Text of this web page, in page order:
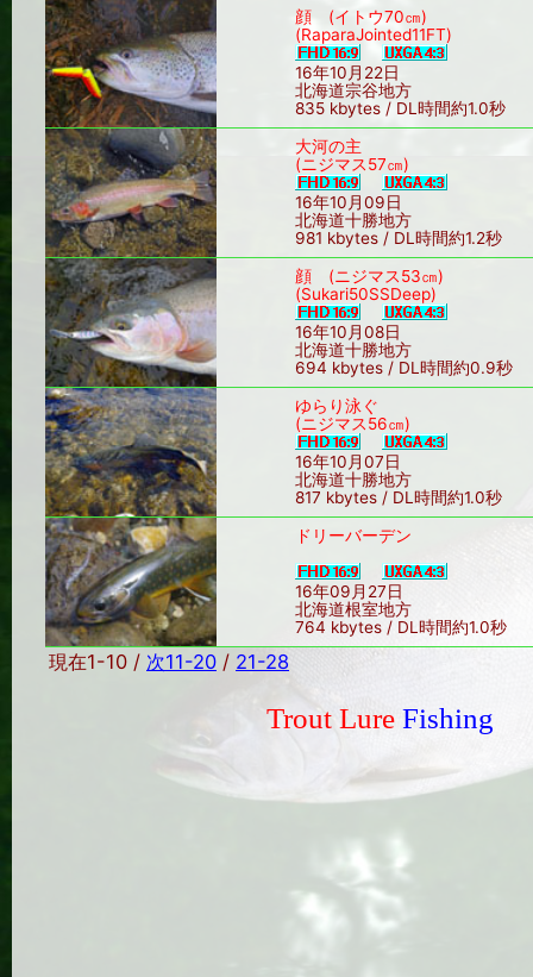
顔 (イトウ70㎝)
(RaparaJointed11FT)
16年10月22日
北海道宗谷地方
835 kbytes / DL時間約1.0秒
大河の主
(ニジマス57㎝)
16年10月09日
北海道十勝地方
981 kbytes / DL時間約1.2秒
顔 (ニジマス53㎝)
(Sukari50SSDeep)
16年10月08日
北海道十勝地方
694 kbytes / DL時間約0.9秒
ゆらり泳ぐ
(ニジマス56㎝)
16年10月07日
北海道十勝地方
817 kbytes / DL時間約1.0秒
ドリーバーデン
16年09月27日
北海道根室地方
764 kbytes / DL時間約1.0秒
現在1-10 / 次11-20 / 21-28
Trout Lure Fishing